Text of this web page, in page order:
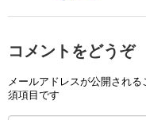
コメントをどうぞ
メールアドレスが公開される
須項目です